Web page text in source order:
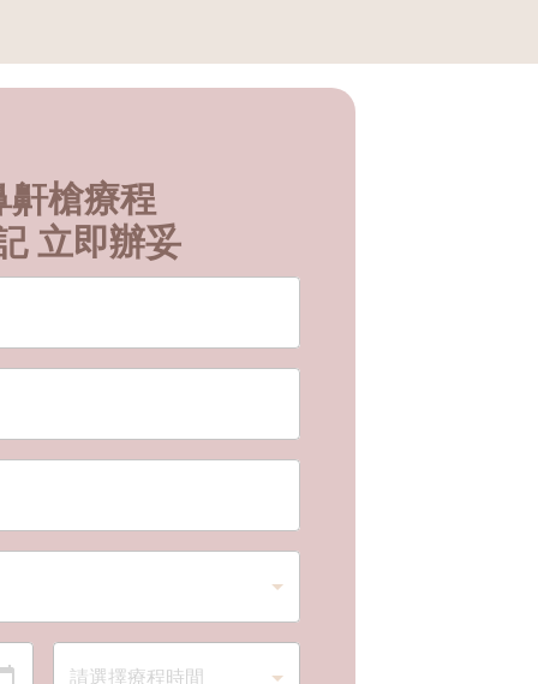
槍療程
立即辦妥